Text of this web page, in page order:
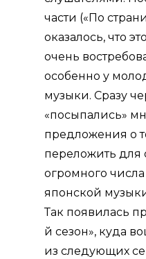
части («По
оказалось, что
очень
особенно у
музыки. Сразу
«посыпались»
предложения о
переложить для
огромного
японской
Так появилась
й сезон», куда
из следующих